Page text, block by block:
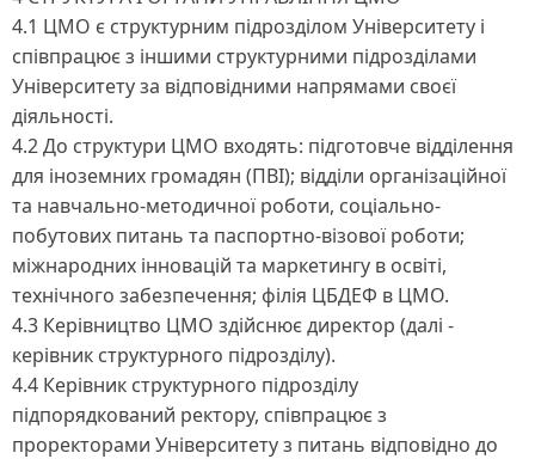
4.1 ЦМО є структурним підрозділом Університету і
співпрацює з іншими структурними підрозділами
Університету за відповідними напрямами своєї
діяльності.
4.2 До структури ЦМО входять: підготовче відділення
для іноземних громадян (ПВІ); відділи організаційної
та навчально-методичної роботи, соціально-
побутових питань та паспортно-візової роботи;
міжнародних інновацій та маркетингу в освіті,
технічного забезпечення; філія ЦБДЕФ в ЦМО.
4.3 Керівництво ЦМО здійснює директор (далі -
керівник структурного підрозділу).
4.4 Керівник структурного підрозділу
підпорядкований ректору, співпрацює з
проректорами Університету з питань відповідно до